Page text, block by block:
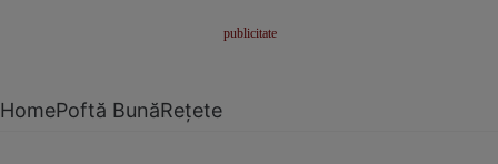
HomePoftă BunăRețete